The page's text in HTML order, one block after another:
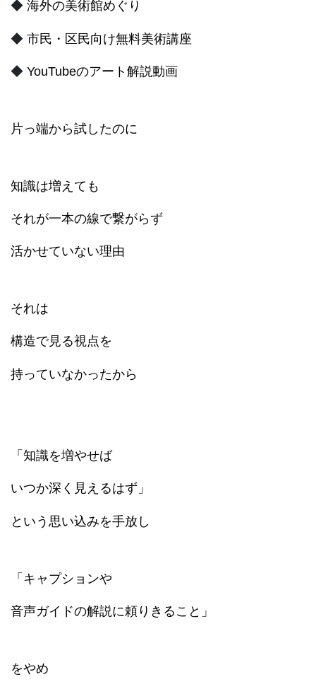
◆ 海外の美術館めぐり
◆ 市民・ 区民向け無料美術講座
◆ YouTubeのアート解説動画
片っ端から試したのに
知識は増えても
それが一本の線で繋がらず
活かせていない理由
それは
構造で見る視点を
持っていなかったから
「知識を増やせば
いつか深く見えるはず」
という思い込みを手放し
「キャプションや
音声ガイドの解説に頼りきること」
をやめ